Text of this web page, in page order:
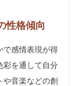
性格傾向
で感情表現が得
彩を通して自分
音楽などの創